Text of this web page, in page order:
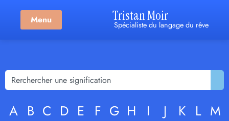
Menu Tristan Moir
Spécialiste du langage du rêve
A B C D E F G H I J K L M